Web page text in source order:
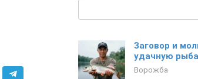
Заговор и
удачную
Ворожба